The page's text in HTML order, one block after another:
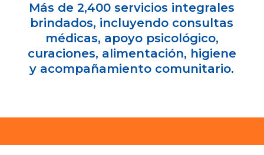
Más de 2,400 servicios integrales
brindados, incluyendo consultas
médicas, apoyo psicológico,
curaciones, alimentación, higiene
y acompañamiento comunitario.